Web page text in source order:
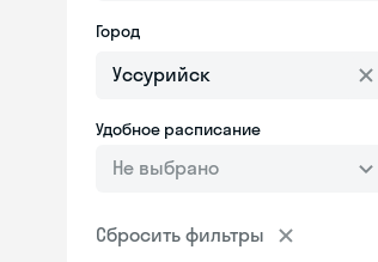
Город
Удобное расписание
Не выбрано
Сбросить фильтры